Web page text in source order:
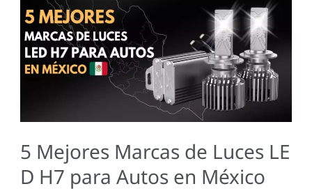
5 Mejores Marcas de Luces LE
D H7 para Autos en México
Mejores
Marcas
de
Luces
Autos
en